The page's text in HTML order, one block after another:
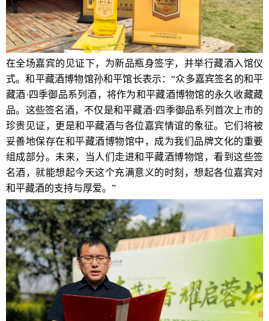
在全场嘉宾的见证下，为新品瓶身签字，并举行藏酒入馆仪
式。和平藏酒博物馆孙和平馆长表示：“众多嘉宾签名的和平
藏酒·四季御品系列酒，将作为和平藏酒博物馆的永久收藏藏
品。这些签名酒，不仅是和平藏酒·四季御品系列首次上市的
珍贵见证，更是和平藏酒与各位嘉宾情谊的象征。它们将被
妥善地保存在和平藏酒博物馆中，成为我们品牌文化的重要
组成部分。未来，当人们走进和平藏酒博物馆，看到这些签
名酒，就能想起今天这个充满意义的时刻，想起各位嘉宾对
和平藏酒的支持与厚爱。”